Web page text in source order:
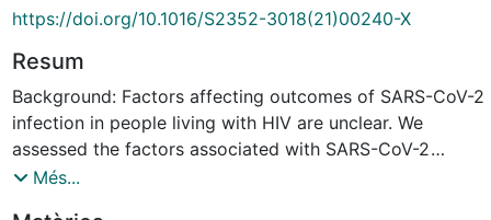
https://doi.org/10.1016/S2352-3018(21)00240-X
Resum
Background: Factors affecting outcomes of SARS-CoV-2
infection in people living with HIV are unclear. We
assessed the factors associated with SARS-CoV-2
diagnosis and severe outcomes among people living with
Més...